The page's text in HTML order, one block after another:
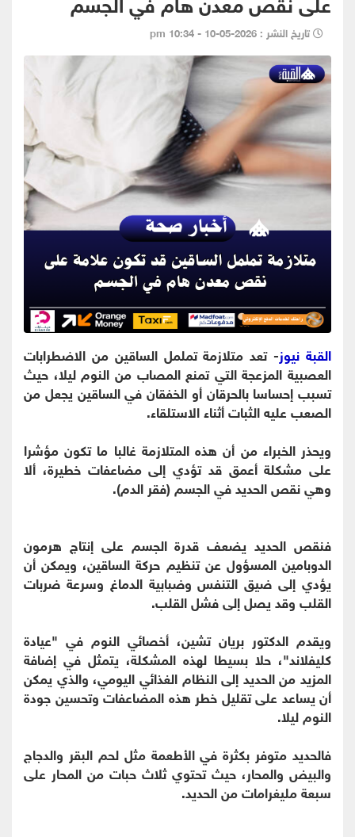
تاريخ النشر : 2026-05-10 - 10:34 pm
القبة نيوز- تعد متلازمة تململ الساقين من الاضطرابات
العصبية المزعجة التي تمنع المصاب من النوم ليلا، حيث
تسبب إحساسا بالحرقان أو الخفقان في الساقين يجعل من
الصعب عليه الثبات أثناء الاستلقاء.
ويحذر الخبراء من أن هذه المتلازمة غالبا ما تكون مؤشرا
على مشكلة أعمق قد تؤدي إلى مضاعفات خطيرة، ألا
وهي نقص الحديد في الجسم (فقر الدم).
فنقص الحديد يضعف قدرة الجسم على إنتاج هرمون
الدوبامين المسؤول عن تنظيم حركة الساقين، ويمكن أن
يؤدي إلى ضيق التنفس وضبابية الدماغ وسرعة ضربات
القلب وقد يصل إلى فشل القلب.
ويقدم الدكتور بريان تشين، أخصائي النوم في "عيادة
كليفلاند"، حلا بسيطا لهذه المشكلة، يتمثل في إضافة
المزيد من الحديد إلى النظام الغذائي اليومي، والذي يمكن
أن يساعد على تقليل خطر هذه المضاعفات وتحسين جودة
النوم ليلا.
فالحديد متوفر بكثرة في الأطعمة مثل لحم البقر والدجاج
والبيض والمحار، حيث تحتوي ثلاث حبات من المحار على
سبعة مليغرامات من الحديد.